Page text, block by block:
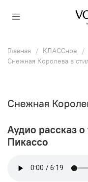
Главная
КЛАССное
Снежная Королева в
Снежная
Аудио рассказ
Пикассо